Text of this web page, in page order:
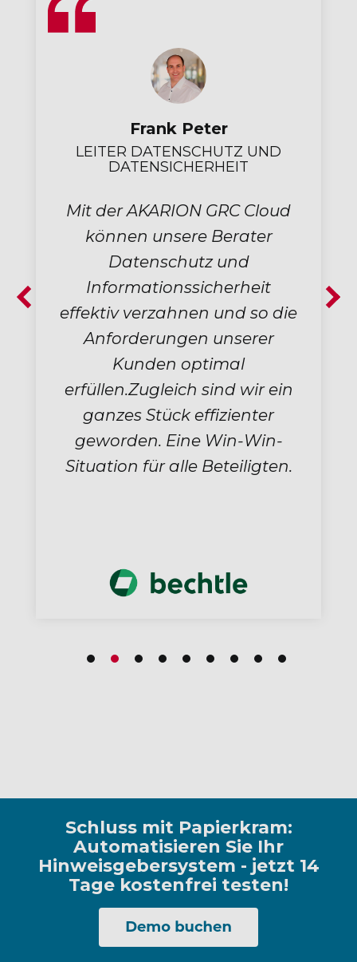
Cloud
so die
wir ein
Christian Bockrath
BEAUFTRAGTER
Endlich habe ich
Software entdeckt,
mir ermöglicht,
Risikoanalysen
durchzuführen und
sowohl die
auch den
berücksichtigen. Die
resultierenden
Synergieeffekte lassen
Schluss mit Papierkram:
Automatisieren Sie Ihr
Hinweisgebersystem - jetzt 14
Tage kostenfrei testen!